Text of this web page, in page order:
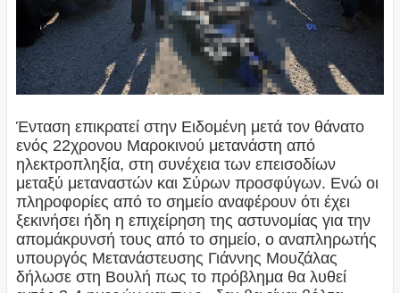
Ένταση επικρατεί στην Ειδομένη μετά τον θάνατο
ενός 22χρονου Μαροκινού μετανάστη από
ηλεκτροπληξία, στη συνέχεια των επεισοδίων
μεταξύ μεταναστών και Σύρων προσφύγων. Ενώ οι
πληροφορίες από το σημείο αναφέρουν ότι έχει
ξεκινήσει ήδη η επιχείρηση της αστυνομίας για την
απομάκρυνσή τους από το σημείο, ο αναπληρωτής
υπουργός Μετανάστευσης Γιάννης Μουζάλας
δήλωσε στη Βουλή πως το πρόβλημα θα λυθεί